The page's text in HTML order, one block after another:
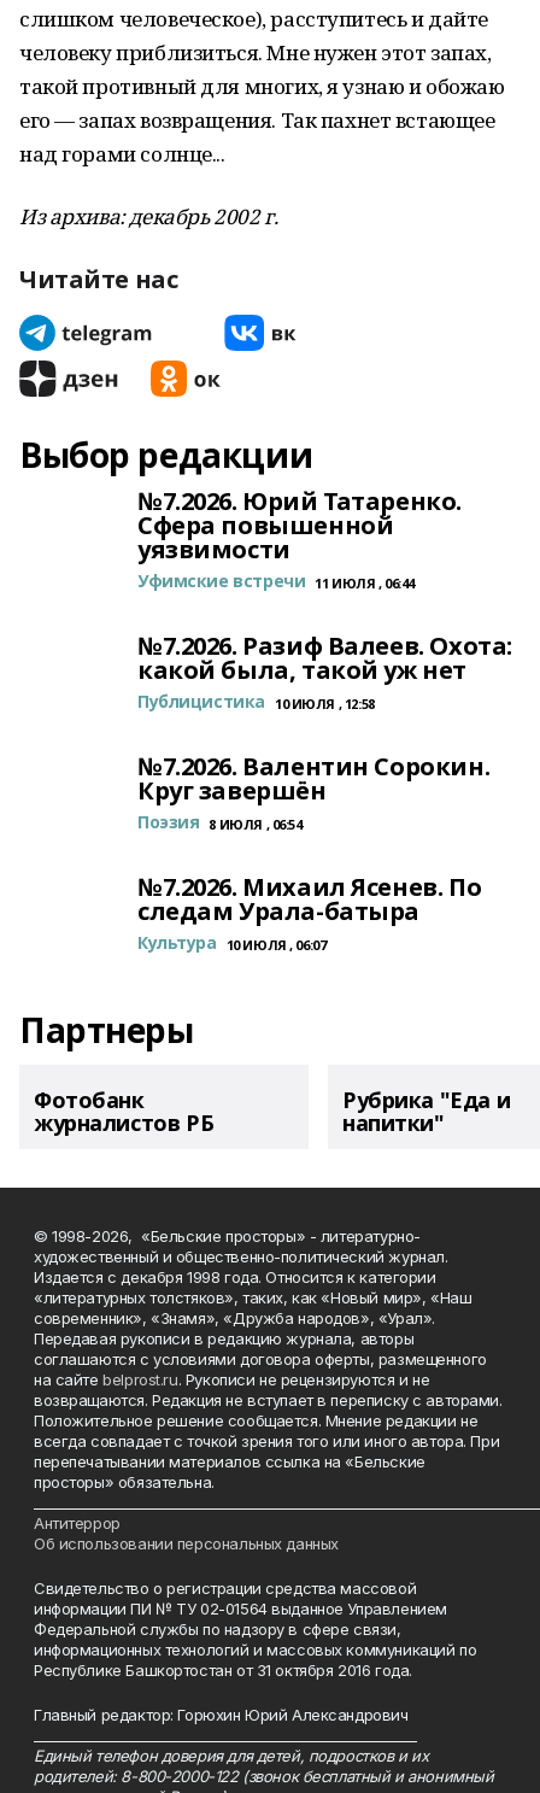
слишком человеческое), расступитесь и дайте
человеку приблизиться. Мне нужен этот запах,
такой противный для многих, я узнаю и обожаю
его — запах возвращения. Так пахнет встающее
над горами солнце...
Из архива: декабрь 2002 г.
Читайте нас
Выбор редакции
№7.2026. Юрий Татаренко.
Сфера повышенной
уязвимости
Уфимские встречи 11 ИЮЛЯ , 06:44
№7.2026. Разиф Валеев. Охота:
какой была, такой уж нет
Публицистика 10 ИЮЛЯ , 12:58
№7.2026. Валентин Сорокин.
Круг завершён
Поэзия 8 ИЮЛЯ , 06:54
№7.2026. Михаил Ясенев. По
следам Урала-батыра
Культура 10 ИЮЛЯ , 06:07
Партнеры
Фотобанк
журналистов РБ
Рубрика "Еда и
напитки"
© 1998-2026, «Бельские просторы» - литературно-
художественный и общественно-политический журнал.
Издается с декабря 1998 года. Относится к категории
«литературных толстяков», таких, как «Новый мир», «Наш
современник», «Знамя», «Дружба народов», «Урал».
Передавая рукописи в редакцию журнала, авторы
соглашаются с условиями договора оферты, размещенного
на сайтеbelprost.ru. Рукописи не рецензируются и не
возвращаются. Редакция не вступает в переписку с авторами.
Положительное решение сообщается. Мнение редакции не
всегда совпадает с точкой зрения того или иного автора. При
перепечатывании материалов ссылка на «Бельские
просторы» обязательна.
Антитеррор
Об использовании персональных данных
Свидетельство о регистрации средства массовой
информации ПИ № ТУ 02-01564 выданное Управлением
Федеральной службы по надзору в сфере связи,
информационных технологий и массовых коммуникаций по
Республике Башкортостан от 31 октября 2016 года.
Главный редактор: Горюхин Юрий Александрович
Единый телефон доверия для детей, подростков и их
родителей: 8-800-2000-122 (звонок бесплатный и анонимный